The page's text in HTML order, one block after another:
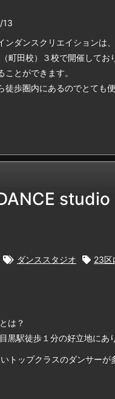
13
ンダンスクリエイションは
町田校）３校で開催してお
ことができます。
徒歩圏内にあるのでとても
ダンススタジオ 23区
は？
黒駅徒歩１分の好立地にあ
トップクラスのダンサー